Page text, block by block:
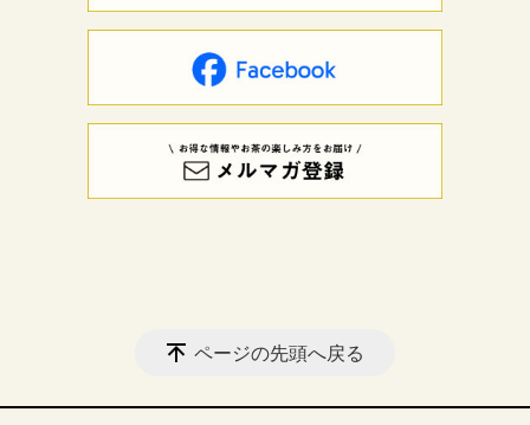
ページの先頭へ戻る